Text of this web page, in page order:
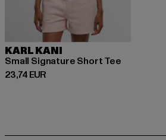
KARL KANI
Small Signature Short Tee
23,74 EUR
Derzeitiger Preis: 23,74 EUR